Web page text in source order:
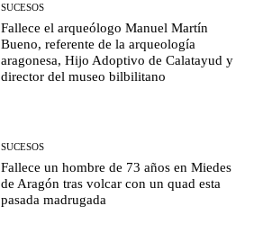
SUCESOS
Fallece el arqueólogo Manuel Martín
Bueno, referente de la arqueología
aragonesa, Hijo Adoptivo de Calatayud y
director del museo bilbilitano
SUCESOS
Fallece un hombre de 73 años en Miedes
de Aragón tras volcar con un quad esta
pasada madrugada